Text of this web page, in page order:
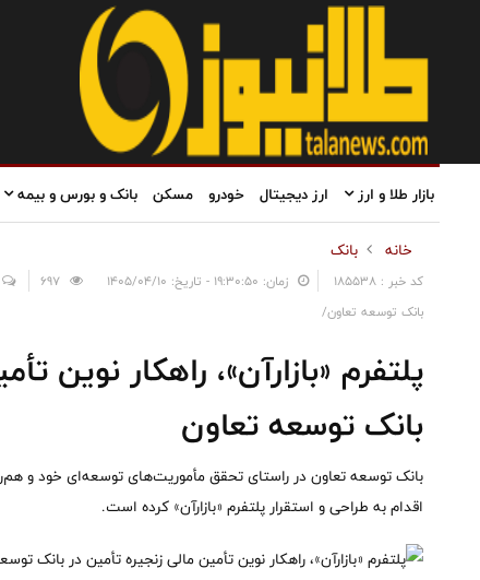
بازار طلا و ارز ارز دیجیتال خودرو مسکن بانک و بورس و بیمه
خانه بانک
کد خبر : 185538 زمان: ۱۹:۳۰:۵۰ - تاریخ: ۱۴۰۵/۰۴/۱۰
بانک توسعه تعاون/
پلتفرم «بازارآن»، راهکار نوین
بانک توسعه تعاون
بانک توسعه تعاون در راستای تحقق مأموریت‌های توسعه‌ای خود و
اقدام به طراحی و استقرار پلتفرم «بازارآن» کرده است.